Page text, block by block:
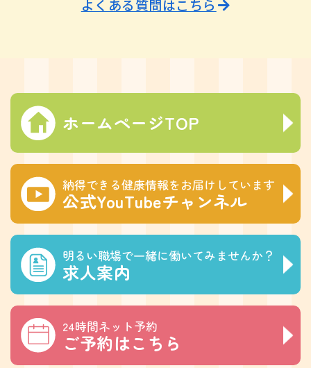
よくある質問はこちら
ホームページTOP
納得できる健康情報をお届けしています
公式YouTubeチャンネル
明るい職場で一緒に働いてみませんか？
求人案内
24時間ネット予約
ご予約はこちら